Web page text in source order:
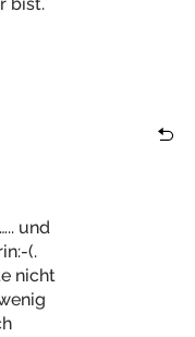
und
(.
nicht